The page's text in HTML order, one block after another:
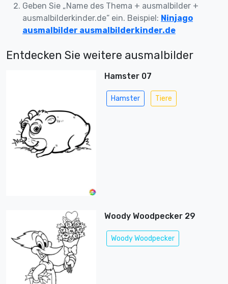
Geben Sie „Name des Thema + ausmalbilder +
ausmalbilderkinder.de“ ein. Beispiel: Ninjago
ausmalbilder ausmalbilderkinder.de
Entdecken Sie weitere ausmalbilder
Hamster 07
Hamster Tiere
Woody Woodpecker 29
Woody Woodpecker